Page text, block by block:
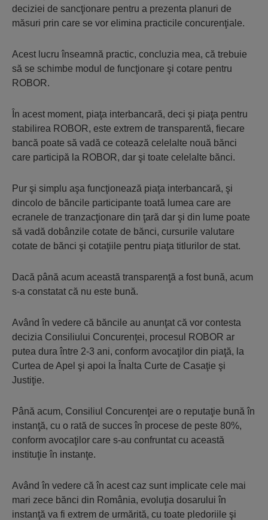
deciziei de sancţionare pentru a prezenta planuri de
măsuri prin care se vor elimina practicile concurenţiale.
Acest lucru înseamnă practic, concluzia mea, că trebuie
să se schimbe modul de funcţionare şi cotare pentru
ROBOR.
În acest moment, piaţa interbancară, deci şi piaţa pentru
stabilirea ROBOR, este extrem de transparentă, fiecare
bancă poate să vadă ce cotează celelalte nouă bănci
care participă la ROBOR, dar şi toate celelalte bănci.
Pur şi simplu aşa funcţionează piaţa interbancară, şi
dincolo de băncile participante toată lumea care are
ecranele de tranzacţionare din ţară dar şi din lume poate
să vadă dobânzile cotate de bănci, cursurile valutare
cotate de bănci şi cotaţiile pentru piaţa titlurilor de stat.
Dacă până acum această transparenţă a fost bună, acum
s-a constatat că nu este bună.
Având în vedere că băncile au anunţat că vor contesta
decizia Consiliului Concurenţei, procesul ROBOR ar
putea dura între 2-3 ani, conform avocaţilor din piaţă, la
Curtea de Apel şi apoi la Înalta Curte de Casaţie şi
Justiţie.
Până acum, Consiliul Concurenţei are o reputaţie bună în
instanţă, cu o rată de succes în procese de peste 80%,
conform avocaţilor care s-au confruntat cu această
instituţie în instanţe.
Având în vedere că în acest caz sunt implicate cele mai
mari zece bănci din România, evoluţia dosarului în
instanţă va fi extrem de urmărită, cu toate pledoriile şi